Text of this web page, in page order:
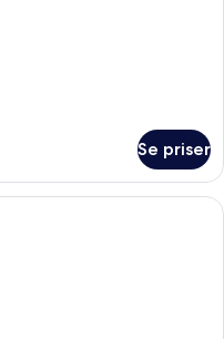
Se priser
strykjärn/strykbräda,